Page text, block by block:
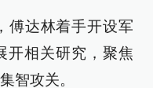
傅达林着手开设军
开相关研究，聚焦
智攻关。